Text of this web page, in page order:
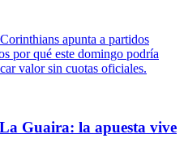
apunta a partidos
por qué este domingo podría
valor sin cuotas oficiales.
Guaira: la apuesta vive